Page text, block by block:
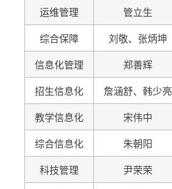
运维管理 管立生
综合保障 刘敬、张炳坤
信息化管理 郑善辉
招生信息化 詹涵舒、韩少亮
教学信息化 宋伟中
综合信息化 朱朝阳
科技管理 尹荣荣